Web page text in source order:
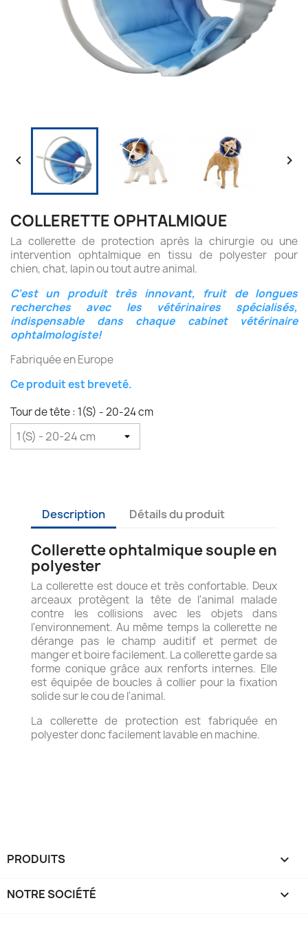
 
COLLERETTE OPHTALMIQUE
La collerette de protection après la chirurgie ou une
intervention ophtalmique en tissu de polyester pour
chien, chat, lapin ou tout autre animal.
C'est un produit très innovant, fruit de longues
recherches avec les vétérinaires spécialisés,
indispensable dans chaque cabinet vétérinaire
ophtalmologiste!
Fabriquée en Europe
Ce produit est breveté.
Tour de tête : 1(S) - 20-24 cm
Description Détails du produit
Collerette ophtalmique souple en
polyester
La collerette est douce et très confortable. Deux
arceaux protègent la tête de l'animal malade
contre les collisions avec les objets dans
l'environnement. Au même temps la collerette ne
dérange pas le champ auditif et permet de
manger et boire facilement. La collerette garde sa
forme conique grâce aux renforts internes. Elle
est équipée de boucles à collier pour la fixation
solide sur le cou de l'animal.
La collerette de protection est fabriquée en
polyester donc facilement lavable en machine.
PRODUITS 
NOTRE SOCIÉTÉ 